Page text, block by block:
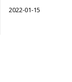
2022-01-15